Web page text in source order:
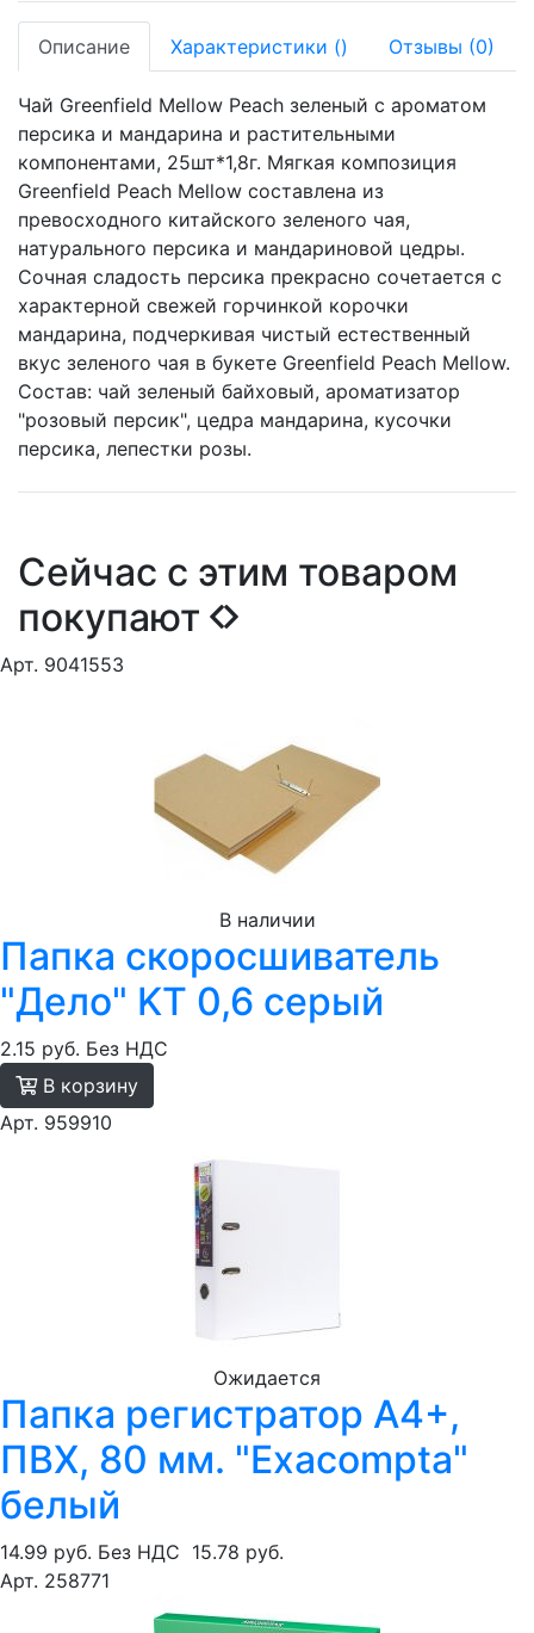
Описание Характеристики () Отзывы (0)
Чай Greenfield Mellow Peach зеленый с ароматом
персика и мандарина и растительными
компонентами, 25шт*1,8г. Мягкая композиция
Greenfield Peach Mellow составлена из
превосходного китайского зеленого чая,
натурального персика и мандариновой цедры.
Сочная сладость персика прекрасно сочетается с
характерной свежей горчинкой корочки
мандарина, подчеркивая чистый естественный
вкус зеленого чая в букете Greenfield Peach Mellow.
Состав: чай зеленый байховый, ароматизатор
"розовый персик", цедра мандарина, кусочки
персика, лепестки розы.
Сейчас с этим товаром
покупают
Арт. 9041553
В наличии
Папка скоросшиватель
"Дело" KT 0,6 серый
2.15 руб. Без НДС
В корзину
Арт. 959910
Ожидается
Папка регистратор А4+,
ПВХ, 80 мм. "Exacompta"
белый
14.99 руб. Без НДС 15.78 руб.
Арт. 258771